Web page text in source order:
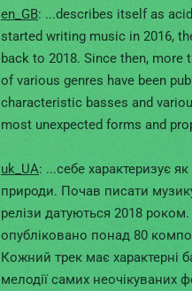
en_GB: ...describes itself as
started writing music in 2016,
back to 2018. Since then, more
of various genres have been
characteristic basses and
most unexpected forms and
uk_UA: ...себе характеризує
природи. Почав писати
релізи датуються 2018 роком.
опубліковано понад 80
Кожний трек має характерні
мелодії самих неочікуваних